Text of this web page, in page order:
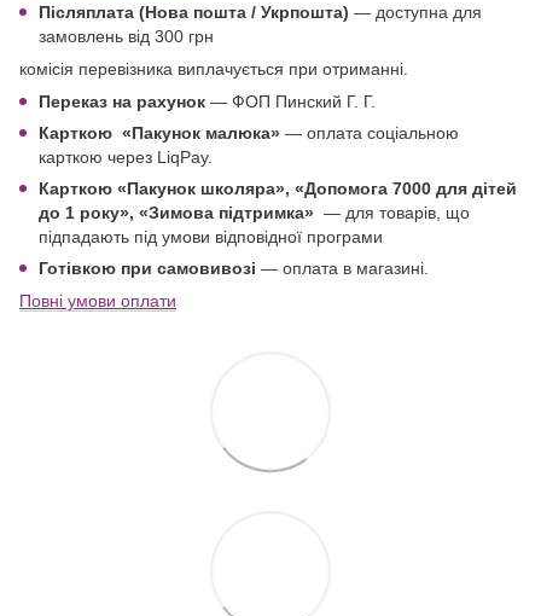
Післяплата (Нова пошта / Укрпошта) — доступна для
замовлень від 300 грн
комісія перевізника виплачується при отриманні.
Переказ на рахунок — ФОП Пинский Г. Г.
Карткою «Пакунок малюка» — оплата соціальною
карткою через LiqPay.
Карткою «Пакунок школяра», «Допомога 7000 для дітей
до 1 року», «Зимова підтримка» — для товарів, що
підпадають під умови відповідної програми
Готівкою при самовивозі — оплата в магазині.
Повні умови оплати